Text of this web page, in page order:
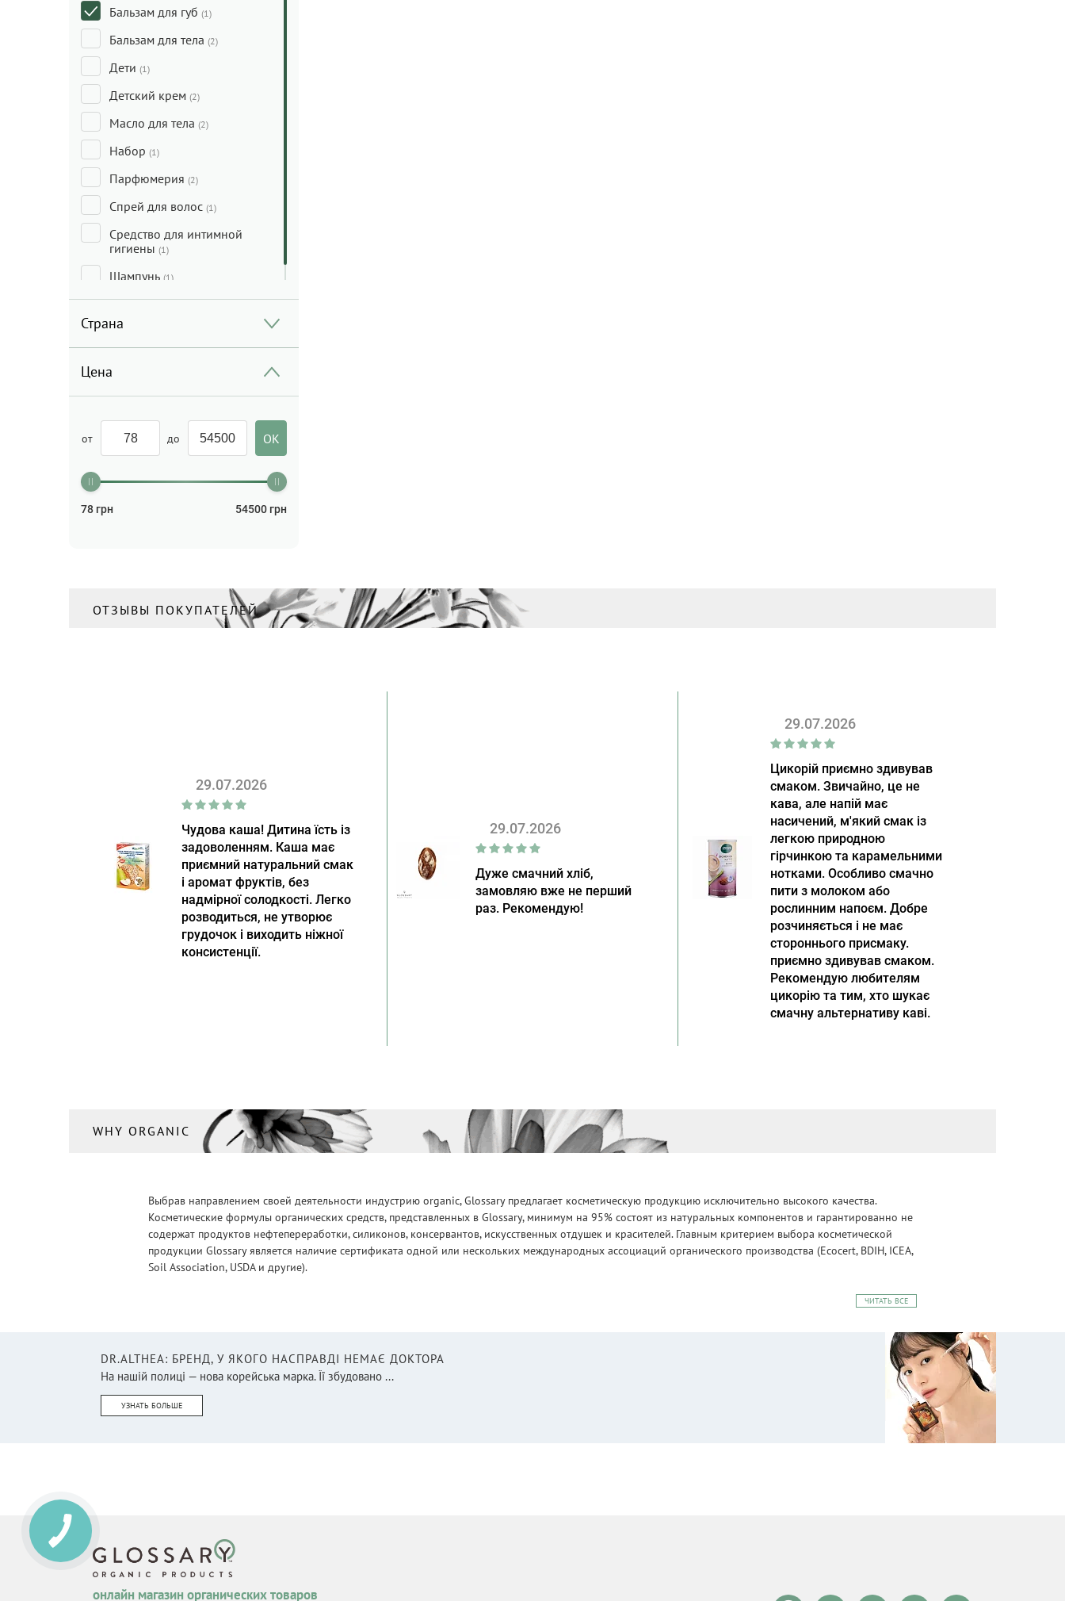
Бальзам для губ (1)
Бальзам для тела (2)
Дети (1)
Детский крем (2)
Масло для тела (2)
Набор (1)
Парфюмерия (2)
Спрей для волос (1)
Средство для интимной
гигиены (1)
Шампунь (1)
Страна
Цена
от до
78 грн 54500 грн
ОТЗЫВЫ ПОКУПАТЕЛЕЙ
29.07.2026
Чудова каша! Дитина їсть із
задоволенням. Каша має
приємний натуральний смак
і аромат фруктів, без
надмірної солодкості. Легко
розводиться, не утворює
грудочок і виходить ніжної
консистенції.
29.07.2026
Дуже смачний хліб,
замовляю вже не перший
раз. Рекомендую!
29.07.2026
Цикорій приємно здивував
смаком. Звичайно, це не
кава, але напій має
насичений, м'який смак із
легкою природною
гірчинкою та карамельними
нотками. Особливо смачно
пити з молоком або
рослинним напоєм. Добре
розчиняється і не має
стороннього присмаку.
приємно здивував смаком.
Рекомендую любителям
цикорію та тим, хто шукає
смачну альтернативу каві.
WHY ORGANIC
Выбрав направлением своей деятельности индустрию organic, Glossary предлагает косметическую продукцию исключительно высокого качества.
Косметические формулы органических средств, представленных в Glossary, минимум на 95% состоят из натуральных компонентов и гарантированно не
содержат продуктов нефтепереработки, силиконов, консервантов, искусственных отдушек и красителей. Главным критерием выбора косметической
продукции Glossary является наличие сертификата одной или нескольких международных ассоциаций органического производства (Ecocert, BDIH, ICEA,
Soil Association, USDA и другие).
ЧИТАТЬ ВСЕ
DR.ALTHEA: БРЕНД, У ЯКОГО НАСПРАВДІ НЕМАЄ ДОКТОРА
На нашій полиці — нова корейська марка. Її збудовано ...
УЗНАТЬ БОЛЬШЕ
онлайн магазин органических товаров